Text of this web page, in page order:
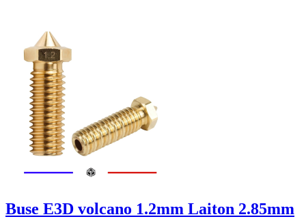
Buse E3D volcano 1.2mm Laiton 2.85mm